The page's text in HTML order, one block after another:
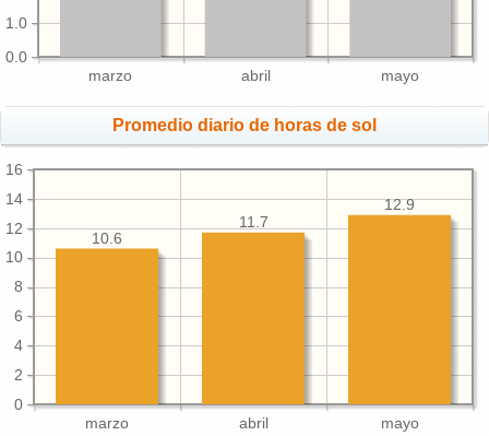
marzo abril mayo
0.0
1.0
Promedio diario de horas de sol
marzo abril mayo
0
2
4
6
8
10
12
14
16
12.9
11.7
10.6